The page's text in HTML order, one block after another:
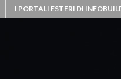
I PORTALI ESTERI DI